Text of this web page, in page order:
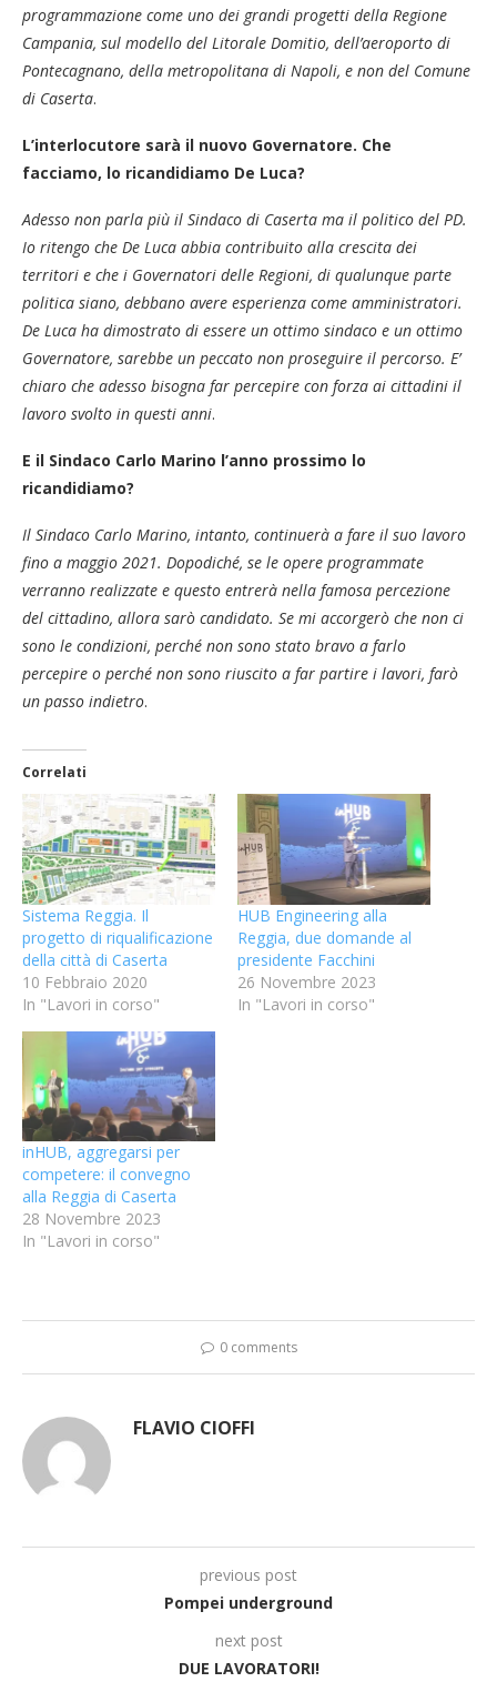
programmazione come uno dei grandi progetti della Regione
Campania, sul modello del Litorale Domitio, dell’aeroporto di
Pontecagnano, della metropolitana di Napoli, e non del Comune
di Caserta.
L’interlocutore sarà il nuovo Governatore. Che
facciamo, lo ricandidiamo De Luca?
Adesso non parla più il Sindaco di Caserta ma il politico del PD.
Io ritengo che De Luca abbia contribuito alla crescita dei
territori e che i Governatori delle Regioni, di qualunque parte
politica siano, debbano avere esperienza come amministratori.
De Luca ha dimostrato di essere un ottimo sindaco e un ottimo
Governatore, sarebbe un peccato non proseguire il percorso. E’
chiaro che adesso bisogna far percepire con forza ai cittadini il
lavoro svolto in questi anni.
E il Sindaco Carlo Marino l’anno prossimo lo
ricandidiamo?
Il Sindaco Carlo Marino, intanto, continuerà a fare il suo lavoro
fino a maggio 2021. Dopodiché, se le opere programmate
verranno realizzate e questo entrerà nella famosa percezione
del cittadino, allora sarò candidato. Se mi accorgerò che non ci
sono le condizioni, perché non sono stato bravo a farlo
percepire o perché non sono riuscito a far partire i lavori, farò
un passo indietro.
Correlati
Sistema Reggia. Il
progetto di riqualificazione
della città di Caserta
10 Febbraio 2020
In "Lavori in corso"
HUB Engineering alla
Reggia, due domande al
presidente Facchini
26 Novembre 2023
In "Lavori in corso"
inHUB, aggregarsi per
competere: il convegno
alla Reggia di Caserta
28 Novembre 2023
In "Lavori in corso"
0 comments
FLAVIO CIOFFI
previous post
Pompei underground
next post
DUE LAVORATORI!